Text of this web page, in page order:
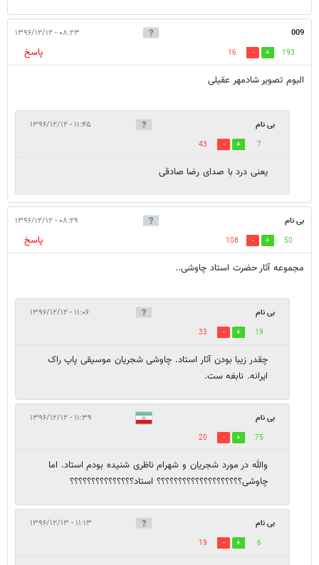
009 ۰۸:۲۳ - ۱۳۹۶/۱۲/۱۲
193
16
پاسخ
البوم تصویر شادمهر عقیلی
بی نام ۱۱:۴۵ - ۱۳۹۶/۱۲/۱۲
7
43
یعنی درد با صدای رضا صادقی
بی نام ۰۸:۲۹ - ۱۳۹۶/۱۲/۱۲
50
108
پاسخ
مجموعه آثار حضرت استاد چاوشی..
بی نام ۱۱:۰۶ - ۱۳۹۶/۱۲/۱۲
19
33
چقدر زیبا بودن آثار استاد. چاوشی شجریان موسیقی پاپ راک
ایرانه. نابغه ست.
بی نام ۱۱:۳۹ - ۱۳۹۶/۱۲/۱۲
75
20
والله در مورد شجریان و شهرام ناظری شنیده بودم استاد. اما
چاوشی؟؟؟؟؟؟؟؟؟؟؟؟؟؟؟؟؟؟؟؟ استاد؟؟؟؟؟؟؟؟؟؟؟؟؟؟؟
بی نام ۱۱:۱۳ - ۱۳۹۶/۱۲/۱۳
6
19